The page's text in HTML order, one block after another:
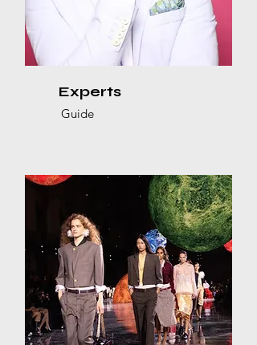
Experts
Guide